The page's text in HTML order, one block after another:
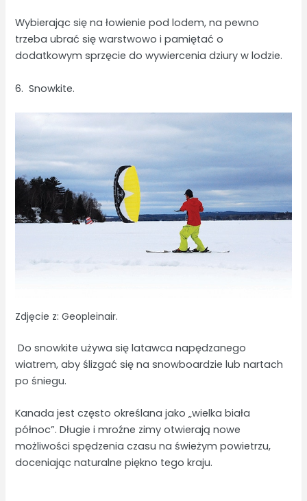
Wybierając się na łowienie pod lodem, na pewno
trzeba ubrać się warstwowo i pamiętać o
dodatkowym sprzęcie do wywiercenia dziury w lodzie.
6. Snowkite.
Zdjęcie z: Geopleinair.
Do snowkite używa się latawca napędzanego
wiatrem, aby ślizgać się na snowboardzie lub nartach
po śniegu.
Kanada jest często określana jako „wielka biała
północ”. Długie i mroźne zimy otwierają nowe
możliwości spędzenia czasu na świeżym powietrzu,
doceniając naturalne piękno tego kraju.